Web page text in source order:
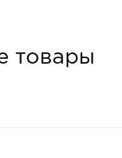
товары